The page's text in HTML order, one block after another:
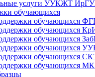
услуги УУКЖТ
обучающихся
обучающихся
обучающихся
обучающихся
обучающихся
обучающихся
обучающихся